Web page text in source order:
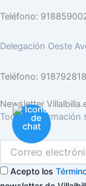
Teléfono:
Delegación Oeste
Teléfono: 918792818
Newsletter
Toda la información
Acepto los